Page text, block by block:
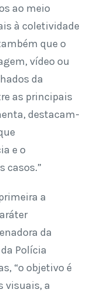
ao meio
à coletividade
que o
vídeo ou
da
as principais
destacam-
e o
casos.”
a
da
Polícia
“o objetivo é
visuais, a